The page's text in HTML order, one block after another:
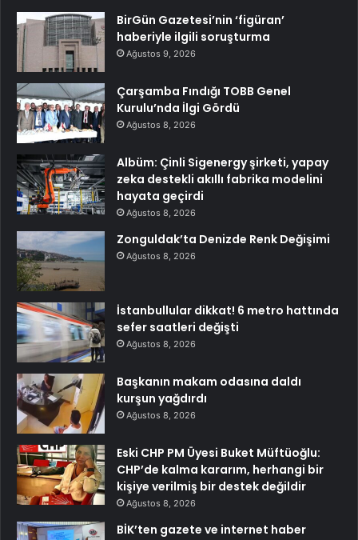
BirGün Gazetesi’nin ‘figüran’
haberiyle ilgili soruşturma
Ağustos 9, 2026
Çarşamba Fındığı TOBB Genel
Kurulu’nda İlgi Gördü
Ağustos 8, 2026
Albüm: Çinli Sigenergy şirketi, yapay
zeka destekli akıllı fabrika modelini
hayata geçirdi
Ağustos 8, 2026
Zonguldak’ta Denizde Renk Değişimi
Ağustos 8, 2026
İstanbullular dikkat! 6 metro hattında
sefer saatleri değişti
Ağustos 8, 2026
Başkanın makam odasına daldı
kurşun yağdırdı
Ağustos 8, 2026
Eski CHP PM Üyesi Buket Müftüoğlu:
CHP’de kalma kararım, herhangi bir
kişiye verilmiş bir destek değildir
Ağustos 8, 2026
BİK’ten gazete ve internet haber